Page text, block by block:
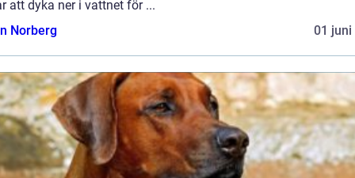
att dyka ner i vattnet för ...
Norberg
01 juni